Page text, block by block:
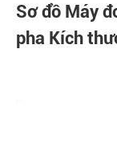
Sơ đồ Máy
pha Kích